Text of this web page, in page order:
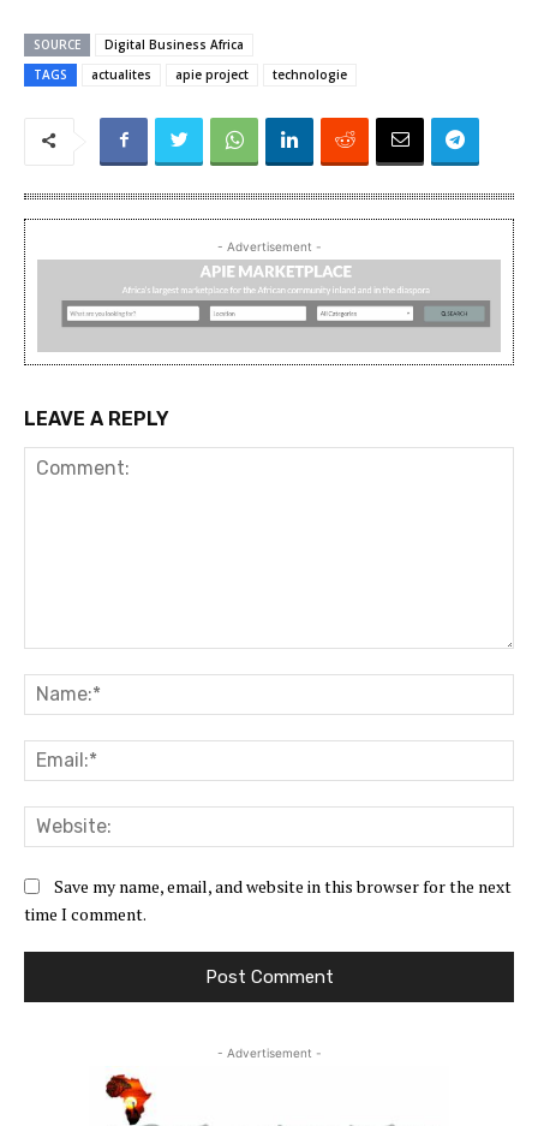
SOURCE
Digital Business Africa
TAGS
actualites apie project technologie
- Advertisement -
LEAVE A REPLY
Save my name, email, and website in this browser for the next
time I comment.
- Advertisement -